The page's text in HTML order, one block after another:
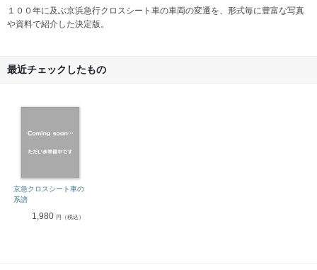
１００年に及ぶ京浜急行クロスシート車の車両の変遷を、形式毎に豊富な写真
や資料で紹介した決定版。
最近チェックしたもの
京急クロスシート車の
系譜
1,980円（税込）